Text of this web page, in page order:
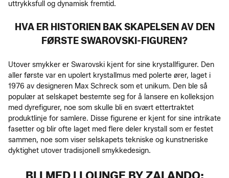
uttrykksfull og dynamisk fremtid.
HVA ER HISTORIEN BAK SKAPELSEN AV DEN
FØRSTE SWAROVSKI-FIGUREN?
Utover smykker er Swarovski kjent for sine krystallfigurer. Den
aller første var en upolert krystallmus med polerte ører, laget i
1976 av designeren Max Schreck som et unikum. Den ble så
populær at selskapet bestemte seg for å lansere en kolleksjon
med dyrefigurer, noe som skulle bli en svært ettertraktet
produktlinje for samlere. Disse figurene er kjent for sine intrikate
fasetter og blir ofte laget med flere deler krystall som er festet
sammen, noe som viser selskapets tekniske og kunstneriske
dyktighet utover tradisjonell smykkedesign.